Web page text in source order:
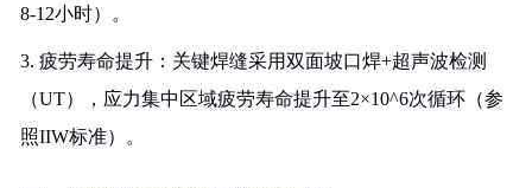
8-12小时）。
3. 疲劳寿命提升：关键焊缝采用双面坡口焊+超声波检测
（UT），应力集中区域疲劳寿命提升至2×10^6次循环（参
照IIW标准）。